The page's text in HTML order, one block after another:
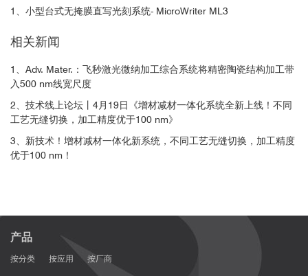
polymerization”,Appl. Phys. Lett. 116, 031101 (2020).
and V. Purlys, “Stitchless support-free 3D printing of free-form
Rep9, 17533 (2019).
[14] S. Gawali. D. Gailevičius, G. Garre-Werner, V. Purlys, C.
Cojocaru, J. Trull, J. Montiel-Ponsoda, and K. Staliunas, “Photonic
crystal spatial filtering in broad aperture diode laser”,
Lett.115, 141104 (2019).
[15] L. Jonušauskas, D. Gailevičius, S. Rekštytė, T. Baldacchini, S.
“Femtosecond lasers: the ultimate tool for high precision 3D
manufacturing”,
, 20190012, ISSN (Online)
2192-8584, (2019).
[17] L. Grineviciute, C. Babayigit, D. Gailevicius, E. Bor, M.
1、小型台式无掩膜直写光刻系统- MicroWriter ML3
相关新闻
1、Adv. Mater.：飞秒激光微纳加工综合系统将精密陶瓷结构加工带
入500 nm线宽尺度
2、技术线上论坛丨4月19日《增材减材一体化系统全新上线！不同
工艺无缝切换，加工精度优于100 nm》
3、新技术！增材减材一体化新系统，不同工艺无缝切换，加工精度
优于100 nm！
产品
按分类 按应用 按厂商